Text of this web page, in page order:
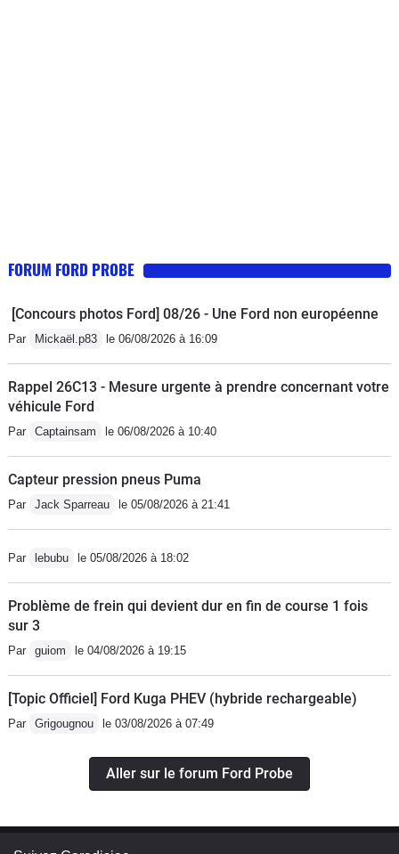
FORUM FORD PROBE
[Concours photos Ford] 08/26 - Une Ford non européenne
Par Mickaël.p83 le 06/08/2026 à 16:09
Rappel 26C13 - Mesure urgente à prendre concernant votre
véhicule Ford
Par Captainsam le 06/08/2026 à 10:40
Capteur pression pneus Puma
Par Jack Sparreau le 05/08/2026 à 21:41
Par lebubu le 05/08/2026 à 18:02
Problème de frein qui devient dur en fin de course 1 fois
sur 3
Par guiom le 04/08/2026 à 19:15
[Topic Officiel] Ford Kuga PHEV (hybride rechargeable)
Par Grigougnou le 03/08/2026 à 07:49
Aller sur le forum Ford Probe